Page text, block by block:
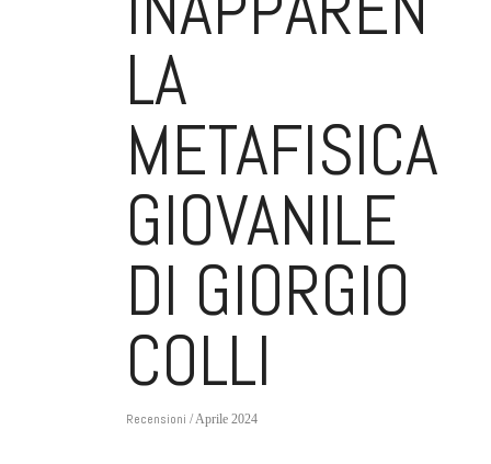
LA
METAFISICA
GIOVANILE
DI GIORGIO
COLLI
Recensioni / Aprile 2024